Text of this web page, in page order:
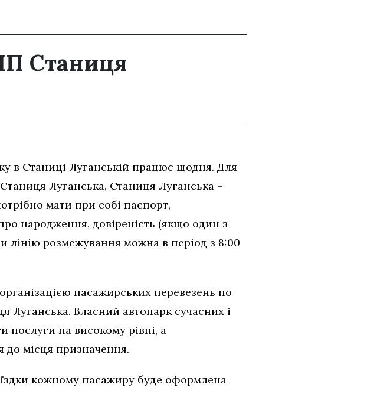
Станиця
в Станиці Луганській працює щодня. Для
Луганська, Станиця Луганська –
мати при собі паспорт,
народження, довіреність (якщо один з
лінію розмежування можна в період з 8:00
пасажирських перевезень по
Луганська. Власний автопарк сучасних і
послуги на високому рівні, а
до місця призначення.
кожному пасажиру буде оформлена